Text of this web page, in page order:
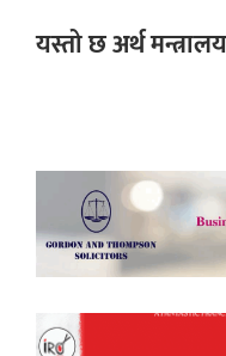
यस्तो छ अर्थ